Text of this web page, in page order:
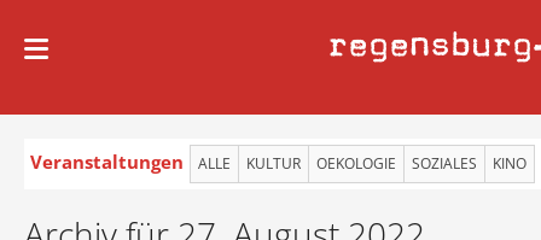
regensburg
Veranstaltungen ALLE KULTUR OEKOLOGIE SOZIALES KINO